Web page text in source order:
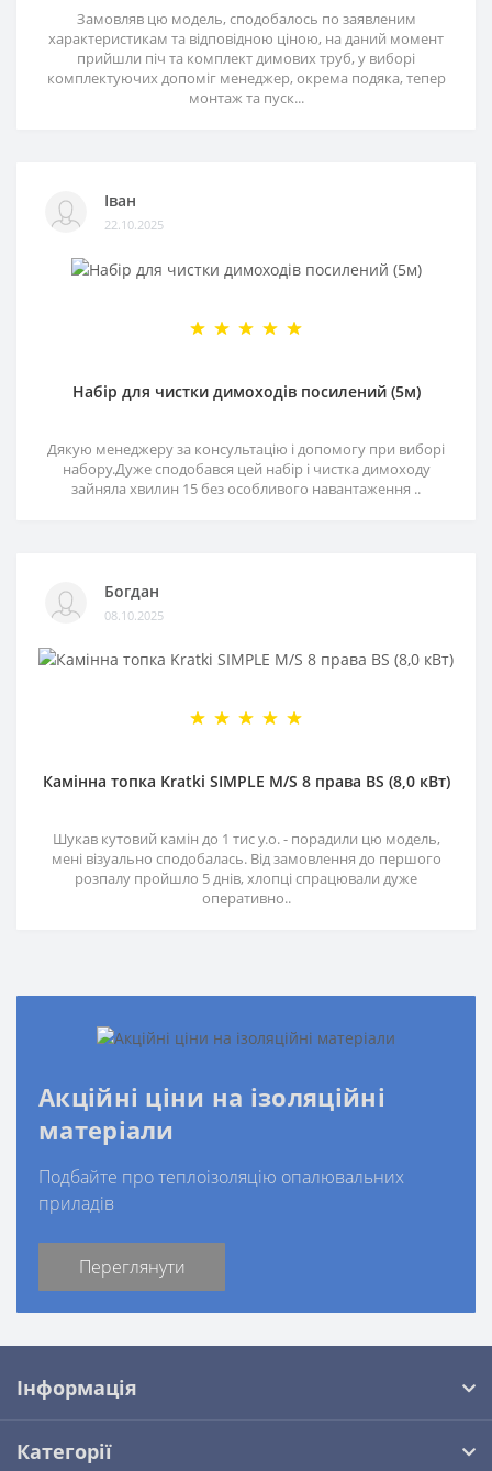
Замовляв цю модель, сподобалось по заявленим
характеристикам та відповідною ціною, на даний момент
прийшли піч та комплект димових труб, у виборі
комплектуючих допоміг менеджер, окрема подяка, тепер
монтаж та пуск...
Іван
22.10.2025
Набір для чистки димоходів посилений (5м)
Дякую менеджеру за консультацію і допомогу при виборі
набору.Дуже сподобався цей набір і чистка димоходу
зайняла хвилин 15 без особливого навантаження ..
Богдан
08.10.2025
Камінна топка Kratki SIMPLE M/S 8 права BS (8,0 кВт)
Шукав кутовий камін до 1 тис у.о. - порадили цю модель,
мені візуально сподобалась. Від замовлення до першого
розпалу пройшло 5 днів, хлопці спрацювали дуже
оперативно..
Акційні ціни на ізоляційні
матеріали
Подбайте про теплоізоляцію опалювальних
приладів
Переглянути
Інформація
Категорії